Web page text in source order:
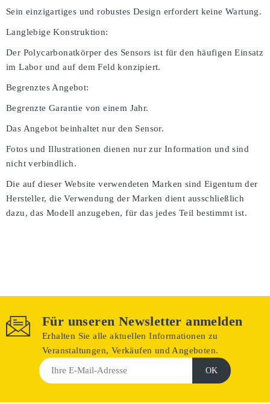
Sein einzigartiges und robustes Design erfordert keine Wartung.
Langlebige Konstruktion:
Der Polycarbonatkörper des Sensors ist für den häufigen Einsatz
im Labor und auf dem Feld konzipiert.
Begrenztes Angebot:
Begrenzte Garantie von einem Jahr.
Das Angebot beinhaltet nur den Sensor.
Fotos und Illustrationen dienen nur zur Information und sind
nicht verbindlich.
Die auf dieser Website verwendeten Marken sind Eigentum der
Hersteller, die Verwendung der Marken dient ausschließlich
dazu, das Modell anzugeben, für das jedes Teil bestimmt ist.
Für unseren Newsletter anmelden
Erhalten Sie alle aktuellen Informationen zu
Veranstaltungen, Verkäufen und Angeboten.